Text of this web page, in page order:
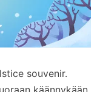
souvenir.